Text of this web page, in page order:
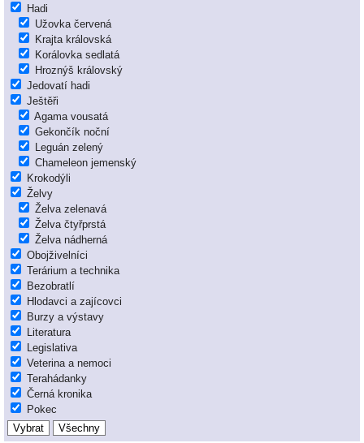
Hadi
Užovka červená
Krajta královská
Korálovka sedlatá
Hroznýš královský
Jedovatí hadi
Ještěři
Agama vousatá
Gekončík noční
Leguán zelený
Chameleon jemenský
Krokodýli
Želvy
Želva zelenavá
Želva čtyřprstá
Želva nádherná
Obojživelníci
Terárium a technika
Bezobratlí
Hlodavci a zajícovci
Burzy a výstavy
Literatura
Legislativa
Veterina a nemoci
Terahádanky
Černá kronika
Pokec